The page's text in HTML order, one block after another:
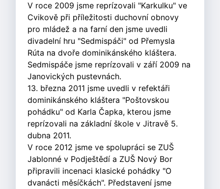
V roce 2009 jsme reprízovali "Karkulku" ve
Cvikově při příležitosti duchovní obnovy
pro mládež a na farní den jsme uvedli
divadelní hru "Sedmispáči" od Přemysla
Rúta na dvoře dominikánského kláštera.
Sedmispáče jsme reprízovali v září 2009 na
Janovických pustevnách.
13. března 2011 jsme uvedli v refektáři
dominikánského kláštera "Poštovskou
pohádku" od Karla Čapka, kterou jsme
reprízovali na základní škole v Jitravě 5.
dubna 2011.
V roce 2012 jsme ve spolupráci se ZUŠ
Jablonné v Podještědí a ZUŠ Nový Bor
připravili incenaci klasické pohádky "O
dvanácti měsíčkách". Představení jsme